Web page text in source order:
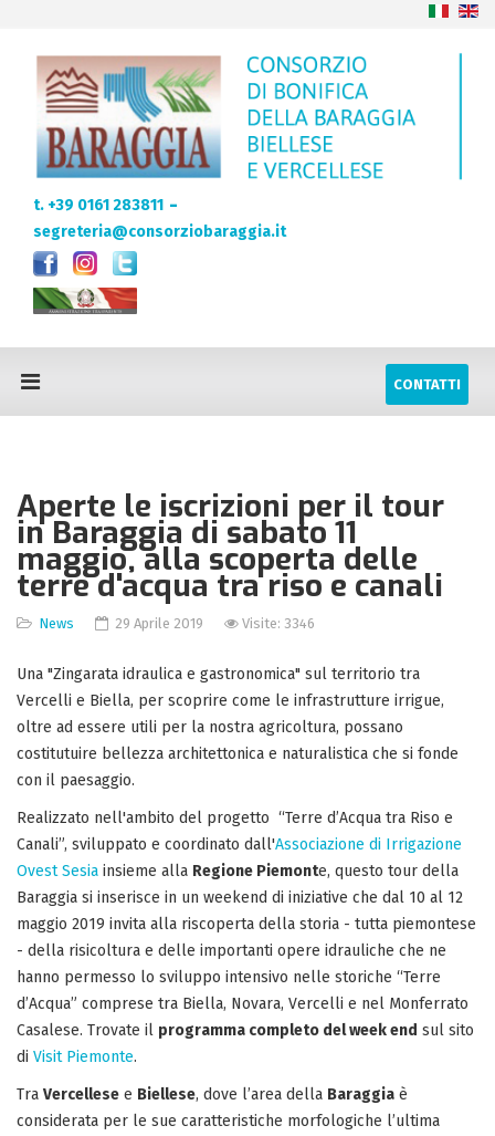
t. +39 0161 283811 -
segreteria@consorziobaraggia.it
CONTATTI
Aperte le iscrizioni per il tour
in Baraggia di sabato 11
maggio, alla scoperta delle
terre d'acqua tra riso e canali
News 29 Aprile 2019 Visite: 3346
Una "Zingarata idraulica e gastronomica" sul territorio tra
Vercelli e Biella, per scoprire come le infrastrutture irrigue,
oltre ad essere utili per la nostra agricoltura, possano
costitutuire bellezza architettonica e naturalistica che si fonde
con il paesaggio.
Realizzato nell'ambito del progetto “Terre d’Acqua tra Riso e
Canali”, sviluppato e coordinato dall'Associazione di Irrigazione
Ovest Sesia insieme alla Regione Piemonte, questo tour della
Baraggia si inserisce in un weekend di iniziative che dal 10 al 12
maggio 2019 invita alla riscoperta della storia - tutta piemontese
- della risicoltura e delle importanti opere idrauliche che ne
hanno permesso lo sviluppo intensivo nelle storiche “Terre
d’Acqua” comprese tra Biella, Novara, Vercelli e nel Monferrato
Casalese. Trovate il programma completo del week end sul sito
di Visit Piemonte.
Tra Vercellese e Biellese, dove l’area della Baraggia è
considerata per le sue caratteristiche morfologiche l’ultima